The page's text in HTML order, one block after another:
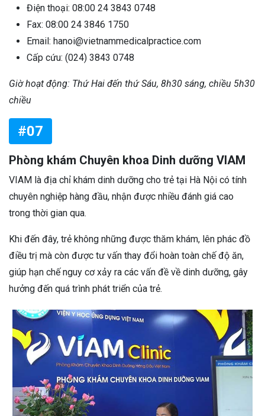
Điện thoại: 08:00 24 3843 0748
Fax: 08:00 24 3846 1750
Email: hanoi@vietnammedicalpractice.com
Cấp cứu: (024) 3843 0748
Giờ hoạt động: Thứ Hai đến thứ Sáu, 8h30 sáng, chiều 5h30
chiều
#07
Phòng khám Chuyên khoa Dinh dưỡng VIAM
VIAM là địa chỉ khám dinh dưỡng cho trẻ tại Hà Nội có tính
chuyên nghiệp hàng đầu, nhận được nhiều đánh giá cao
trong thời gian qua.
Khi đến đây, trẻ không những được thăm khám, lên phác đồ
điều trị mà còn được tư vấn thay đổi hoàn toàn chế độ ăn,
giúp hạn chế nguy cơ xảy ra các vấn đề về dinh dưỡng, gây
hưởng đến quá trình phát triển của trẻ.